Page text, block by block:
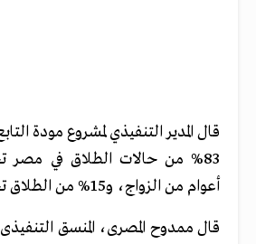
قال المدير التنفيذي لمشروع مودة
أعوام من الزواج، و15% من الطلاق تحدث فى أول سنه.
قال ممدوح المصرى، المنسق التنفيذى